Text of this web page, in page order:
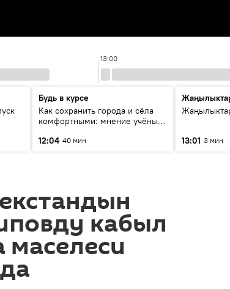
13:00
Будь в курсе
Как сохранить города и сёла
комфортными: мнение учёных
12:04 40 мин 13:01 3 мин
кабыл
маселеси